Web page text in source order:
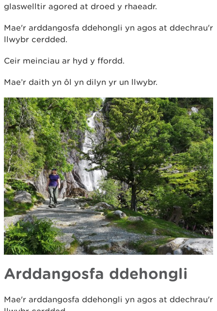
glaswelltir agored at droed y rhaeadr.
Mae'r arddangosfa ddehongli yn agos at ddechrau'r
llwybr cerdded.
Ceir meinciau ar hyd y ffordd.
Mae’r daith yn ôl yn dilyn yr un llwybr.
Arddangosfa ddehongli
Mae'r arddangosfa ddehongli yn agos at ddechrau'r